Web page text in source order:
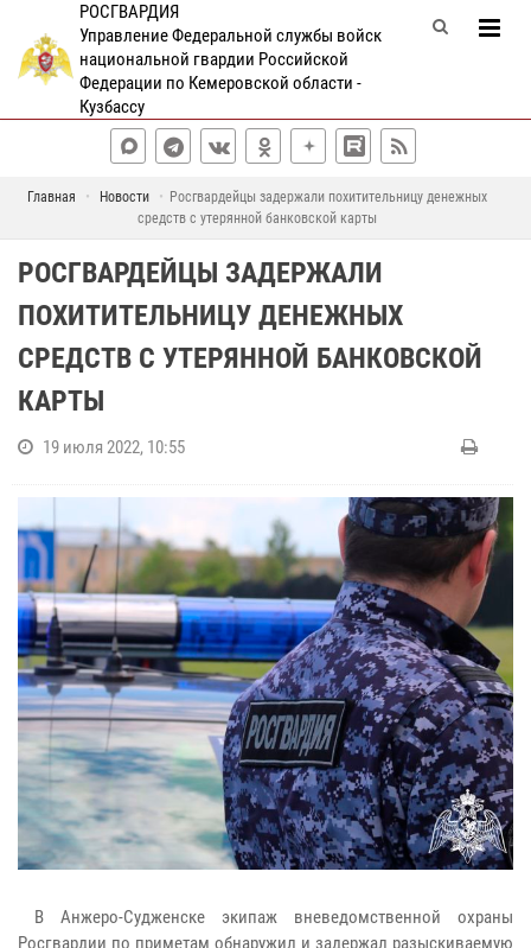
РОСГВАРДИЯ
Управление Федеральной службы войск
национальной гвардии Российской
Федерации по Кемеровской области -
Кузбассу
Главная Новости
Росгвардейцы задержали похитительницу денежных
средств с утерянной банковской карты
РОСГВАРДЕЙЦЫ ЗАДЕРЖАЛИ
ПОХИТИТЕЛЬНИЦУ ДЕНЕЖНЫХ
СРЕДСТВ С УТЕРЯННОЙ БАНКОВСКОЙ
КАРТЫ
19 июля 2022, 10:55
В Анжеро-Судженске экипаж вневедомственной охраны
Росгвардии по приметам обнаружил и задержал разыскиваемую